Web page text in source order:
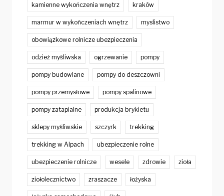
kamienne wykończenia wnętrz kraków
marmur w wykończeniach wnętrz myslistwo
obowiązkowe rolnicze ubezpieczenia
odzież myśliwska ogrzewanie pompy
pompy budowlane pompy do deszczowni
pompy przemysłowe pompy spalinowe
pompy zatapialne produkcja brykietu
sklepy myśliwskie szczyrk trekking
trekking w Alpach ubezpieczenie rolne
ubezpieczenie rolnicze wesele zdrowie zioła
ziołolecznictwo zraszacze łożyska